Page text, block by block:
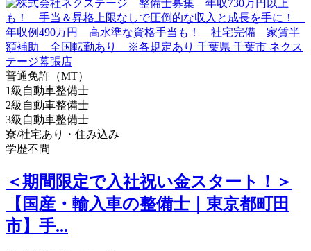
普通免許（MT）
1級自動車整備士
2級自動車整備士
3級自動車整備士
寮/社宅あり・住み込み
学歴不問
＜期間限定で入社祝い金スタート！＞
【国産・輸入車の整備士｜東京都町田
市】手...